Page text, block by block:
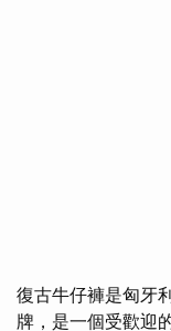
復古牛仔褲是匈牙
牌，是一個受歡迎